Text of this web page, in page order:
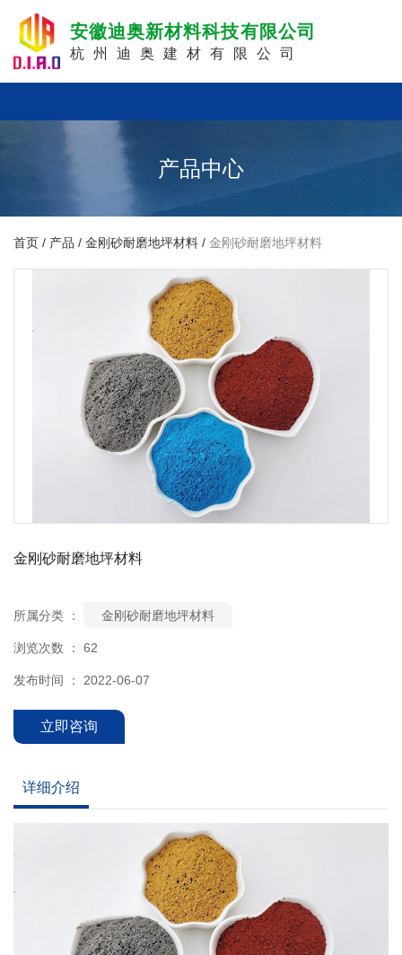
安徽迪奥新材料科技有限公司
杭州迪奥建材有限公司
产品中心
首页 / 产品 / 金刚砂耐磨地坪材料 / 金刚砂耐磨地坪材料
金刚砂耐磨地坪材料
所属分类 ： 金刚砂耐磨地坪材料
浏览次数 ： 62
发布时间 ： 2022-06-07
立即咨询
详细介绍